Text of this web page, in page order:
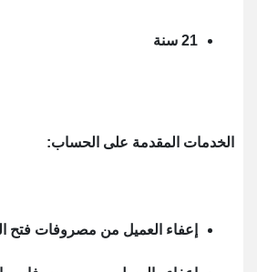
21 سنة
الخدمات المقدمة على الحساب:
إعفاء العميل من مصروفات فتح